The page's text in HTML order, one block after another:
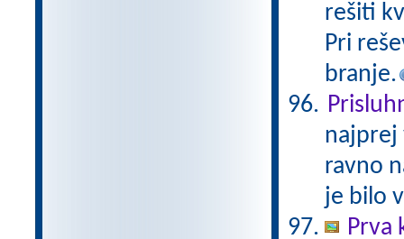
rešiti
Pri
branje.
najprej
ravno
je bilo
Prva